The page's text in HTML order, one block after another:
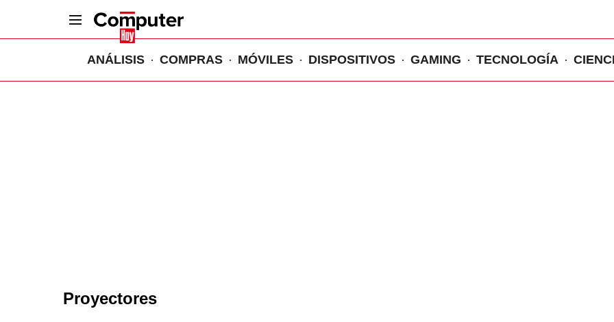
ANÁLISIS COMPRAS MÓVILES DISPOSITIVOS GAMING TECNOLOGÍA
Proyectores